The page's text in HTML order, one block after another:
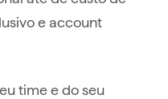
e account
time e do seu